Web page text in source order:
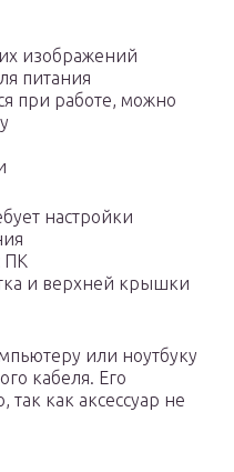
изображений
питания
при работе, можно
настройки
ПК
и верхней крышки
или ноутбуку
кабеля. Его
так как аксессуар не